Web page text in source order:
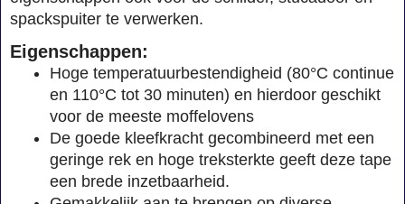
spackspuiter te verwerken.
Eigenschappen:
Hoge temperatuurbestendigheid (80°C continue
en 110°C tot 30 minuten) en hierdoor geschikt
voor de meeste moffelovens
De goede kleefkracht gecombineerd met een
geringe rek en hoge treksterkte geeft deze tape
een brede inzetbaarheid.